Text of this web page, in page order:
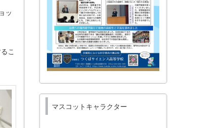
ッ
こ
マスコットキャラクター